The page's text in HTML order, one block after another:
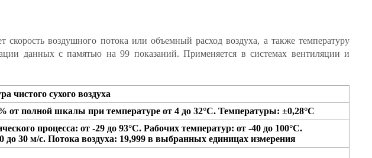
воздушного потока или объемный расход воздуха, а также температуру
данных с памятью на 99 показаний. Применяется в системах вентиляции и
чистого сухого воздуха
от полной шкалы при температуре от 4 до 32°С. Температуры: ±0,28°С
процесса: от -29 до 93°C. Рабочих температур: от -40 до 100°C.
до 30 м/с. Потока воздуха: 19,999 в выбранных единицах измерения